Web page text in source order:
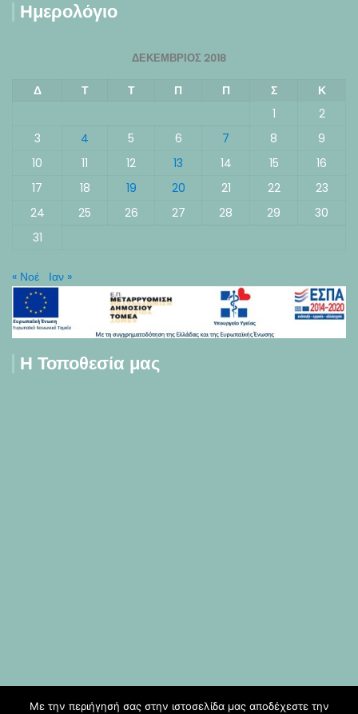
Ημερολόγιο
ΔΕΚΈΜΒΡΙΟΣ 2018
Δ Τ Τ Π Π Σ
Κ
1
2
3
4 5 6 7 8
9
10
11 12 13 14 15
16
17
18 19 20 21 22
23
24
25 26 27 28 29
30
31
« Νοέ Ιαν »
Η Τοποθεσία μας
Με την περιήγησή σας στην ιστοσελίδα μας αποδέχεστε την